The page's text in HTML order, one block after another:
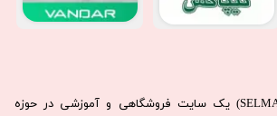
سِلما سيستم (SELMA SYSTEM) یک سایت فروشگاهی و آموزشی در حوزه